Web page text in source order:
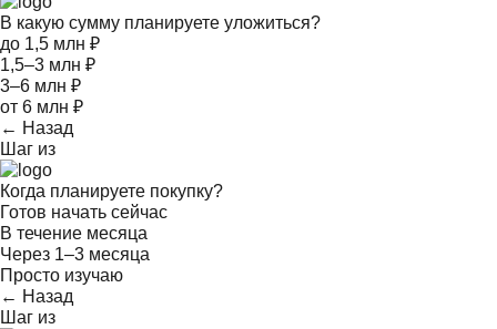
В какую сумму планируете уложиться?
до 1,5 млн ₽
1,5–3 млн ₽
3–6 млн ₽
от 6 млн ₽
← Назад
Шаг из
Когда планируете покупку?
Готов начать сейчас
В течение месяца
Через 1–3 месяца
Просто изучаю
← Назад
Шаг из